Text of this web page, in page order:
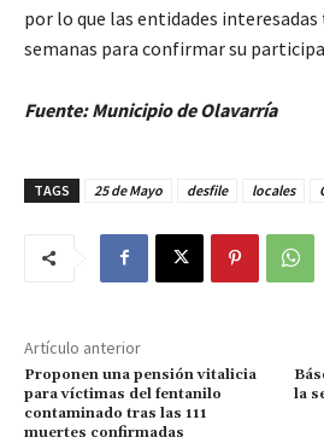
por lo que las entidades
semanas para confirmar su
Fuente: Municipio de Olavarría
TAGS 25 de Mayo desfile locales
Artículo anterior
Proponen una pensión vitalicia
para víctimas del fentanilo
contaminado tras las 111
muertes confirmadas
la